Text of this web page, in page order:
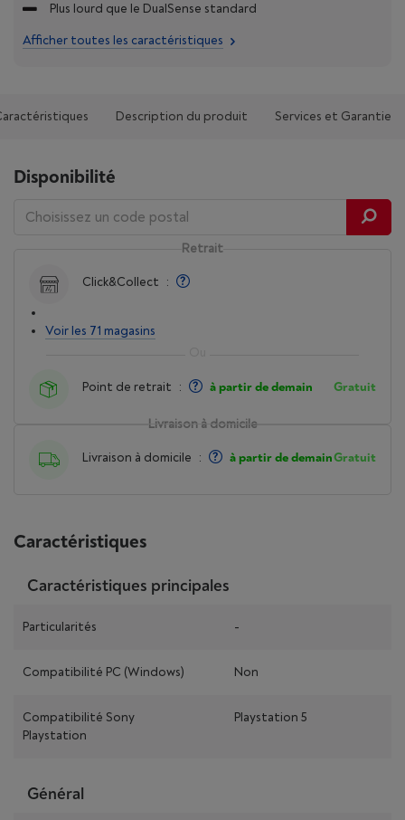
Plus lourd que le DualSense standard
Afficher toutes les caractéristiques
Description du produit Services et Garantie
Disponibilité
Livraison à domicile
Livraison à domicile : à partir de demainGratuit
Retrait
Click&Collect :
Voir les 71 magasins
Point de retrait : à partir de demain Gratuit
Caractéristiques
Caractéristiques principales
Particularités -
Compatibilité PC (Windows) Non
Compatibilité Sony
Playstation
Playstation 5
Général